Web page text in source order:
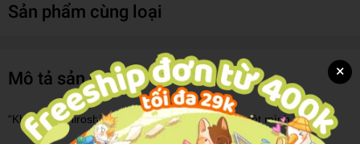
Sản phẩm cùng loại
Mô tả sản phẩm
“Khi em về Hiroshima rồi thì bà sẽ lại thui thủi một mình.”
×